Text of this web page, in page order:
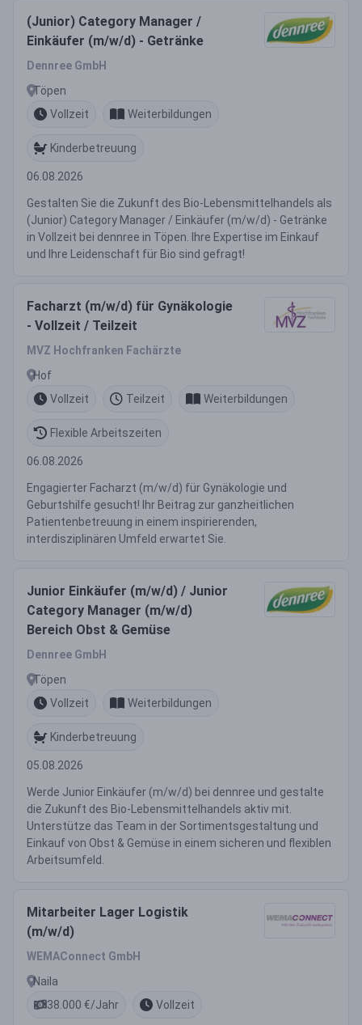
(Junior) Category Manager /
Einkäufer (m/w/d) - Getränke
Dennree GmbH
Töpen
Vollzeit
Weiterbildungen
Kinderbetreuung
06.08.2026
Gestalten Sie die Zukunft des Bio-Lebensmittelhandels als
(Junior) Category Manager / Einkäufer (m/w/d) - Getränke
in Vollzeit bei dennree in Töpen. Ihre Expertise im Einkauf
und Ihre Leidenschaft für Bio sind gefragt!
Facharzt (m/w/d) für Gynäkologie
- Vollzeit / Teilzeit
MVZ Hochfranken Fachärzte
Hof
Vollzeit
Teilzeit Weiterbildungen
Flexible Arbeitszeiten
06.08.2026
Engagierter Facharzt (m/w/d) für Gynäkologie und
Geburtshilfe gesucht! Ihr Beitrag zur ganzheitlichen
Patientenbetreuung in einem inspirierenden,
interdisziplinären Umfeld erwartet Sie.
Junior Einkäufer (m/w/d) / Junior
Category Manager (m/w/d)
Bereich Obst & Gemüse
Dennree GmbH
Töpen
Vollzeit
Weiterbildungen
Kinderbetreuung
05.08.2026
Werde Junior Einkäufer (m/w/d) bei dennree und gestalte
die Zukunft des Bio-Lebensmittelhandels aktiv mit.
Unterstütze das Team in der Sortimentsgestaltung und
Einkauf von Obst & Gemüse in einem sicheren und flexiblen
Arbeitsumfeld.
Mitarbeiter Lager Logistik
(m/w/d)
WEMAConnect GmbH
Naila
38.000 €/Jahr
Vollzeit